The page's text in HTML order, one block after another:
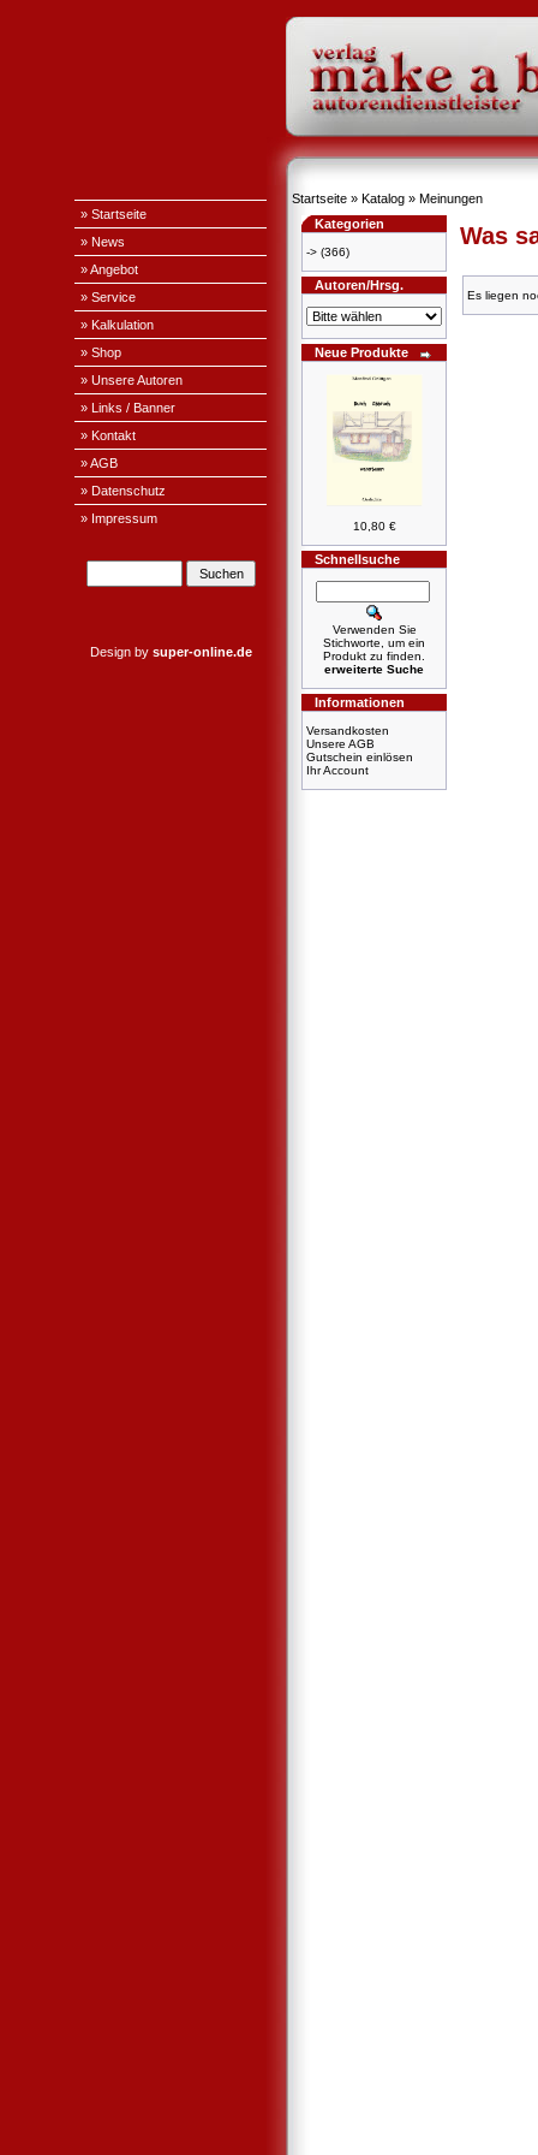
» Startseite
» News
» Angebot
» Service
» Kalkulation
» Shop
» Unsere Autoren
» Links / Banner
» Kontakt
» AGB
» Datenschutz
» Impressum
Design by super-online.de
Startseite » Katalog » Meinungen
Kategorien
-> (366)
Autoren/Hrsg.
Neue Produkte
10,80 €
Schnellsuche
Verwenden Sie
Stichworte, um ein
Produkt zu finden.
erweiterte Suche
Informationen
Versandkosten
Unsere AGB
Gutschein einlösen
Ihr Account
Was
Es liegen